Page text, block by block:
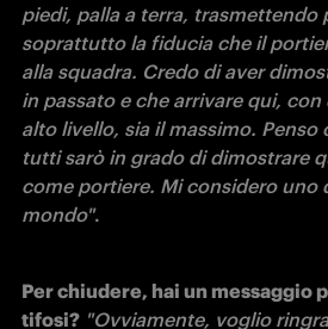
piedi, palla a terra, trasmettendo
soprattutto la fiducia che il
alla squadra. Credo di aver
in passato e che arrivare qui,
alto livello, sia il massimo. Penso
tutti sarò in grado di dimostrare
come portiere. Mi considero uno
mondo".
Per chiudere, hai un messaggio
tifosi? "Ovviamente, voglio